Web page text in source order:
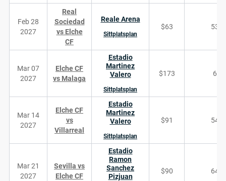
Feb 28
2027
Real
Sociedad
vs Elche
CF
Reale Arena
Sittplatsplan
$63 539
Mar 07
2027
Elche CF
vs Malaga
Estadio
Martinez
Valero
Sittplatsplan
$173 60
Mar 14
2027
Elche CF
vs
Villarreal
Estadio
Martinez
Valero
Sittplatsplan
$91 544
Mar 21
2027
Sevilla vs
Elche CF
Estadio
Ramon
Sanchez
Pizjuan
$90 642